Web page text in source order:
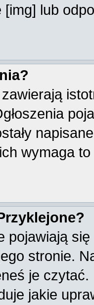
lub
wymaga
pojawiają
stronie.
je czytać.
jakie